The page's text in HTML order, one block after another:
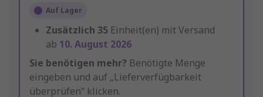
Auf Lager
Zusätzlich 35 Einheit(en) mit Versand
ab 10. August 2026
Sie benötigen mehr? Benötigte Menge
eingeben und auf „Lieferverfügbarkeit
überprüfen“ klicken.